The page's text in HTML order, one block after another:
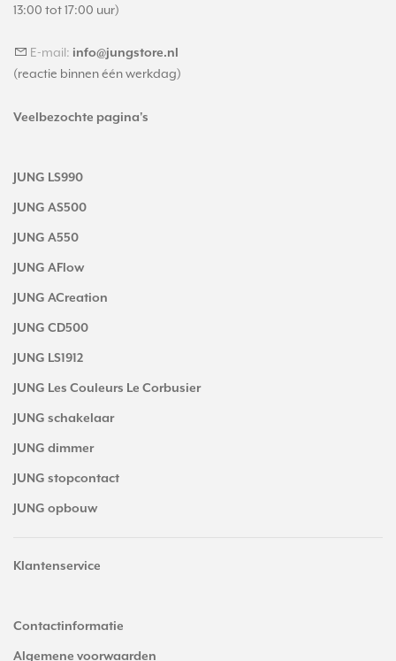
13:00 tot 17:00 uur)
E-mail: info@jungstore.nl
(reactie binnen één werkdag)
Veelbezochte pagina's
JUNG LS990
JUNG AS500
JUNG A550
JUNG AFlow
JUNG ACreation
JUNG CD500
JUNG LS1912
JUNG Les Couleurs Le Corbusier
JUNG schakelaar
JUNG dimmer
JUNG stopcontact
JUNG opbouw
Klantenservice
Contactinformatie
Algemene voorwaarden